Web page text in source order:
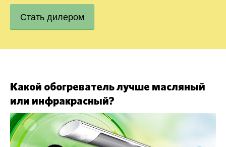
Стать дилером
Какой обогреватель лучше масляный
или инфракрасный?
Днепр
Ивано-Франковск
Область
Заказать